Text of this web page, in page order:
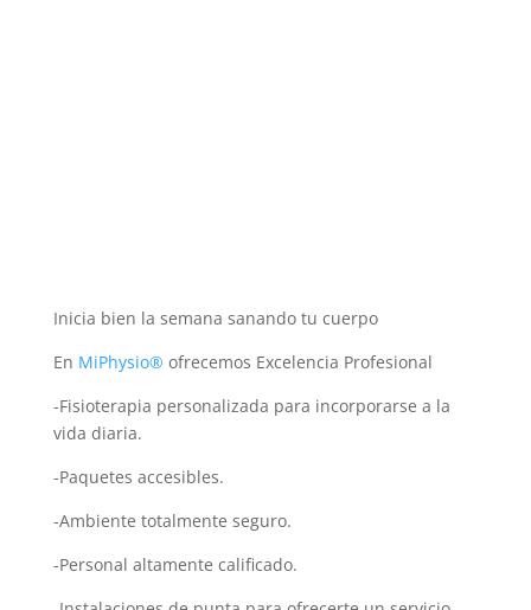
Inicia bien la semana sanando tu cuerpo
En MiPhysio® ofrecemos Excelencia Profesional
-Fisioterapia personalizada para incorporarse a la
vida diaria.
-Paquetes accesibles.
-Ambiente totalmente seguro.
-Personal altamente calificado.